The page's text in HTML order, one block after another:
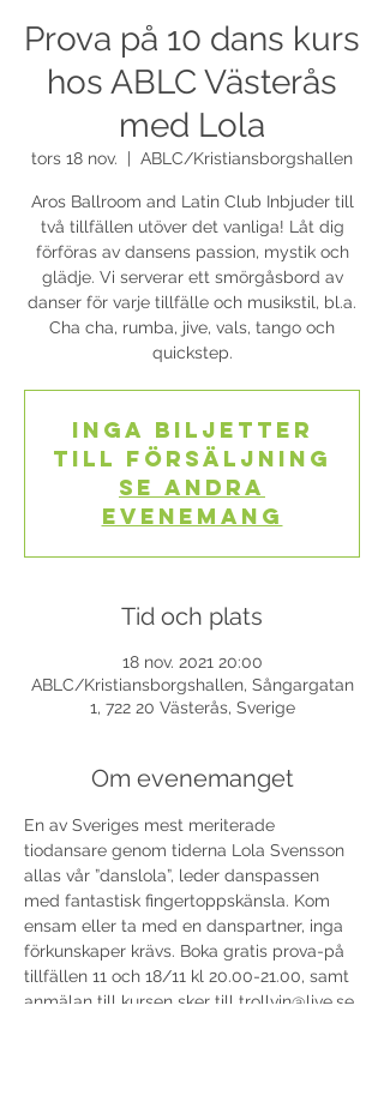
Prova på 10 dans kurs
hos ABLC Västerås
med Lola
tors 18 nov. ABLC/Kristiansborgshallen
Aros Ballroom and Latin Club Inbjuder till
två tillfällen utöver det vanliga! Låt dig
förföras av dansens passion, mystik och
glädje. Vi serverar ett smörgåsbord av
danser för varje tillfälle och musikstil, bl.a.
Cha cha, rumba, jive, vals, tango och
quickstep.
Inga biljetter
till försäljning
Se andra
evenemang
Tid och plats
18 nov. 2021 20:00
ABLC/Kristiansborgshallen, Sångargatan
1, 722 20 Västerås, Sverige
Om evenemanget
En av Sveriges mest meriterade
tiodansare genom tiderna Lola Svensson
allas vår ”danslola”, leder danspassen
med fantastisk fingertoppskänsla. Kom
ensam eller ta med en danspartner, inga
förkunskaper krävs. Boka gratis prova-på
tillfällen 11 och 18/11 kl 20.00-21.00, samt
anmälan till kursen sker till trollvin@live.se